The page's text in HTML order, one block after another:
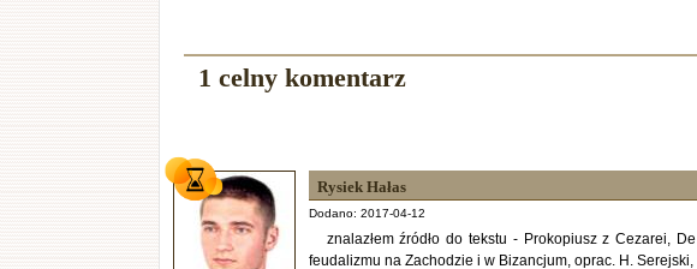
1 celny komentarz
Rysiek Hałas
Dodano: 2017-04-12
znalazłem źródło do tekstu - Prokopiusz z Cezarei,
feudalizmu na Zachodzie i w Bizancjum, oprac. H.